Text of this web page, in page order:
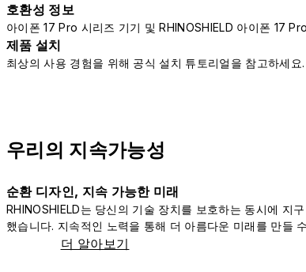
호환성 정보
아이폰 17 Pro 시리즈 기기 및 RHINOSHIELD 아이폰 17
제품 설치
최상의 사용 경험을 위해 공식 설치 튜토리얼을 참고하세요.
우리의 지속가능성
순환 디자인, 지속 가능한 미래
RHINOSHIELD는 당신의 기술 장치를 보호하는 동시에 지
했습니다. 지속적인 노력을 통해 더 아름다운 미래를 만들
더 알아보기